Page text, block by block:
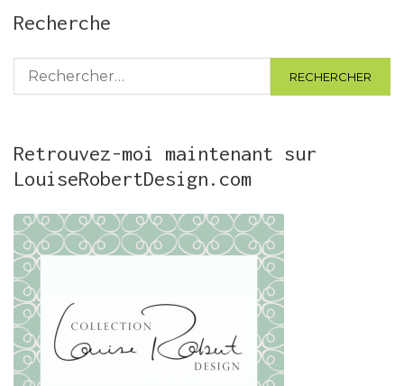
Recherche
Rechercher :
Retrouvez-moi maintenant sur
LouiseRobertDesign.com